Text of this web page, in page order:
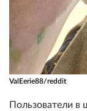
ValEerie88/reddit
Пользователи в